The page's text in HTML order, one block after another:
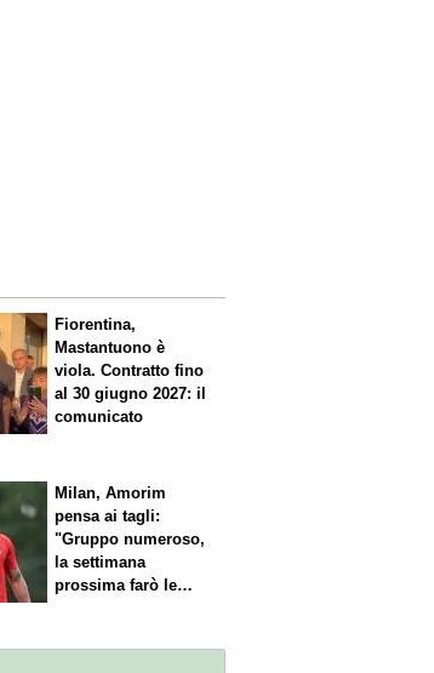
Fiorentina,
Mastantuono è
viola. Contratto fino
al 30 giugno 2027: il
comunicato
Milan, Amorim
pensa ai tagli:
"Gruppo numeroso,
la settimana
prossima farò le